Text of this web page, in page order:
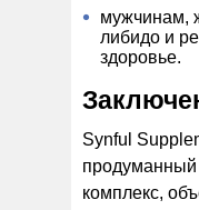
мужчинам,
либидо и
здоровье.
Synful
комплекс,